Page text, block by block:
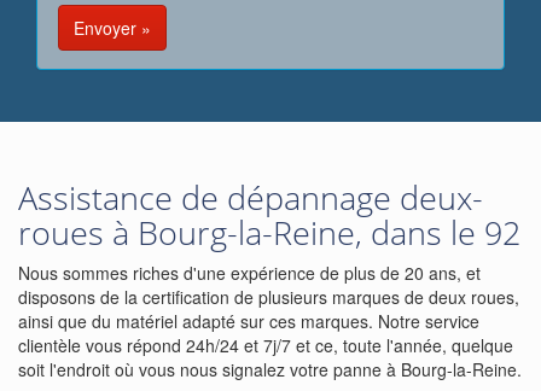
Envoyer »
Assistance de dépannage deux-
roues à Bourg-la-Reine, dans le 92
Nous sommes riches d'une expérience de plus de 20 ans, et
disposons de la certification de plusieurs marques de deux roues,
ainsi que du matériel adapté sur ces marques. Notre service
clientèle vous répond 24h/24 et 7j/7 et ce, toute l'année, quelque
soit l'endroit où vous nous signalez votre panne à Bourg-la-Reine.